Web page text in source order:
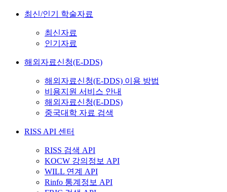
최신/인기 학술자료
최신자료
인기자료
해외자료신청(E-DDS)
해외자료신청(E-DDS) 이용 방법
비용지원 서비스 안내
해외자료신청(E-DDS)
중국대학 자료 검색
RISS API 센터
RISS 검색 API
KOCW 강의정보 API
WILL 연계 API
Rinfo 통계정보 API